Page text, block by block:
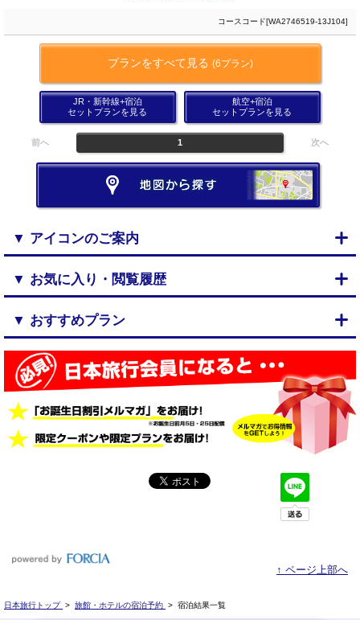
コースコード[WA2746519-13J104]
プランをすべて見る (6プラン)
JR・新幹線+宿泊
セットプランを見る
航空+宿泊
セットプランを見る
前へ 1 次へ
▼ アイコンのご案内
▼ お気に入り・閲覧履歴
▼ おすすめプラン
↑ ページ上部へ
日本旅行トップ > 旅館・ホテルの宿泊予約 > 宿泊結果一覧